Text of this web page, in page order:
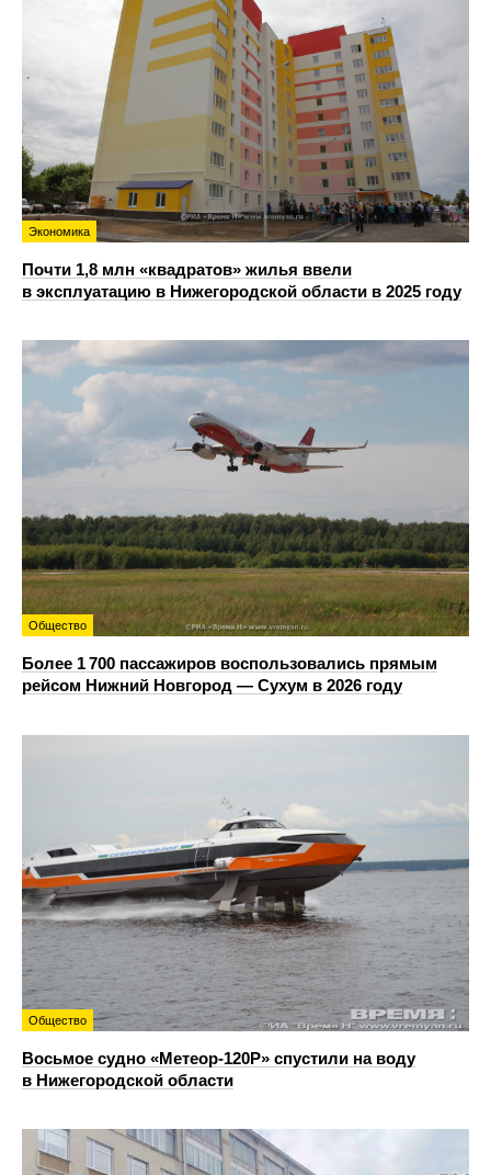
Экономика
Почти 1,8 млн «квадратов» жилья ввели
в эксплуатацию в Нижегородской области в 2025 году
Общество
Более 1 700 пассажиров воспользовались прямым
рейсом Нижний Новгород — Сухум в 2026 году
Общество
Восьмое судно «Метеор-120Р» спустили на воду
в Нижегородской области